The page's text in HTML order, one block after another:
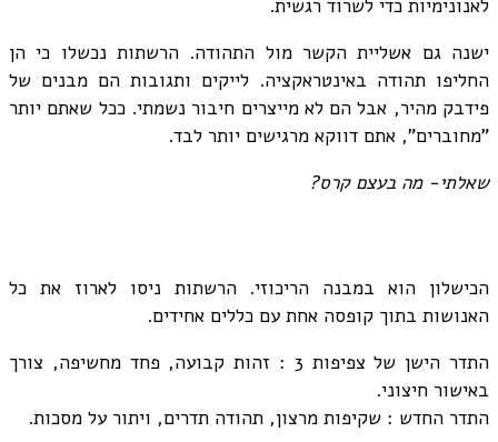
לאנונימיות כדי לשרוד רגשית.
ישנה גם אשליית הקשר מול התהודה. הרשתות נכשלו כי הן
החליפו תהודה באינטראקציה. לייקים ותגובות הם מבנים של
פידבק מהיר, אבל הם לא מייצרים חיבור נשמתי. ככל שאתם יותר
"מחוברים", אתם דווקא מרגישים יותר לבד.
שאלתי- מה בעצם קרס?
הכישלון הוא במבנה הריכוזי. הרשתות ניסו לארוז את כל
האנושות בתוך קופסה אחת עם כללים אחידים.
התדר הישן של צפיפות 3 : זהות קבועה, פחד מחשיפה, צורך
באישור חיצוני.
התדר החדש : שקיפות מרצון, תהודה תדרים, ויתור על מסכות.